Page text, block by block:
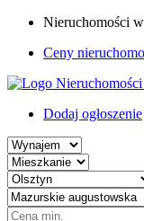
Nieruchomości
Ceny
Dodaj ogłoszenie